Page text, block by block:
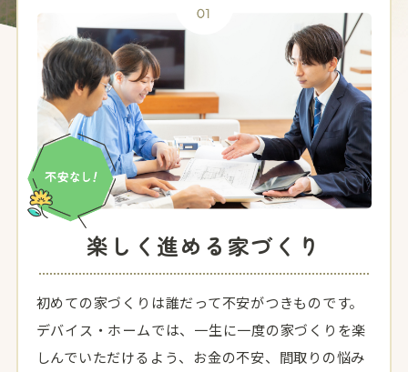
楽しく進める家づくり
初めての家づくりは誰だって不安がつきものです。
デバイス・ホームでは、一生に一度の家づくりを楽
しんでいただけるよう、お金の不安、間取りの悩み